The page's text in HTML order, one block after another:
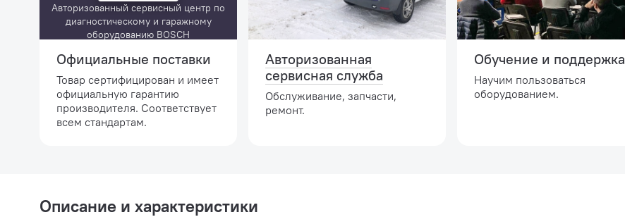
Авторизованный сервисный центр по
диагностическому и гаражному
оборудованию BOSCH
Официальные поставки
Товар сертифицирован и имеет
официальную гарантию
производителя. Соответствует
всем стандартам.
Авторизованная
сервисная служба
Обслуживание, запчасти,
ремонт.
Обучение и поддержка
Научим пользоваться
оборудованием.
Описание и характеристики